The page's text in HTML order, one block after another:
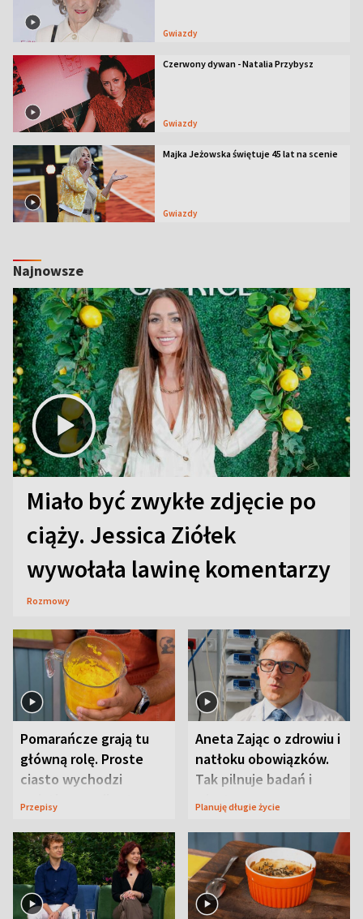
Gwiazdy
Czerwony dywan - Natalia Przybysz
Gwiazdy
Majka Jeżowska świętuje 45 lat na scenie
Gwiazdy
Najnowsze
Miało być zwykłe zdjęcie po
ciąży. Jessica Ziółek
wywołała lawinę komentarzy
Rozmowy
Pomarańcze grają tu
główną rolę. Proste
ciasto wychodzi
wyjątkowo wilgotne
Przepisy
Aneta Zając o zdrowiu i
natłoku obowiązków.
Tak pilnuje badań i
wizyt
Planuję długie życie